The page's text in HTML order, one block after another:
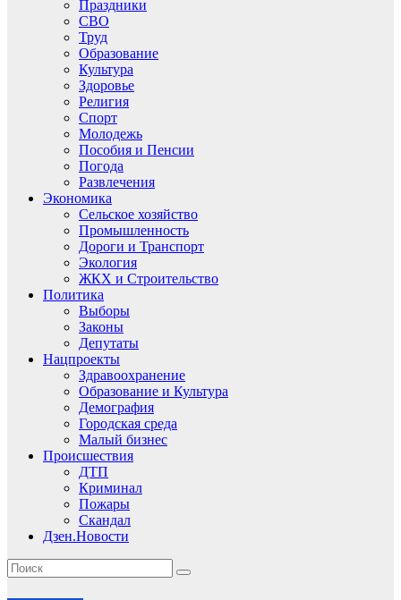
Праздники
СВО
Труд
Образование
Культура
Здоровье
Религия
Спорт
Молодежь
Пособия и Пенсии
Погода
Развлечения
Экономика
Сельское хозяйство
Промышленность
Дороги и Транспорт
Экология
ЖКХ и Строительство
Политика
Выборы
Законы
Депутаты
Нацпроекты
Здравоохранение
Образование и Культура
Демография
Городская среда
Малый бизнес
Происшествия
ДТП
Криминал
Пожары
Скандал
Дзен.Новости